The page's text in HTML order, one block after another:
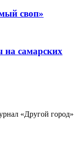
своп»
на самарских
«Другой город»